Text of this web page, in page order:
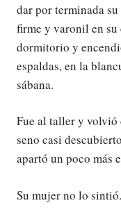
dar por terminada
firme y varonil en su
dormitorio y
espaldas, en la
sábana.
Fue al taller y volvió
seno casi
apartó un poco más
Su mujer no lo sintió.